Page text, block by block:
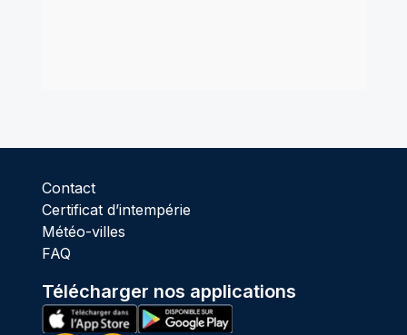
Contact
Certificat d’intempérie
Météo-villes
FAQ
Télécharger nos applications